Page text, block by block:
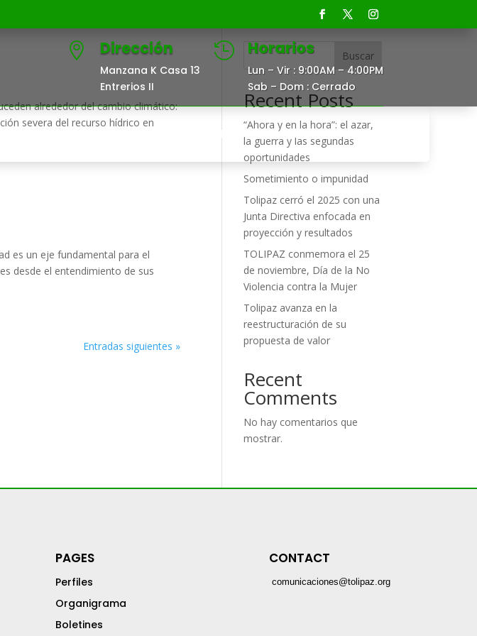
 Dirección
Manzana K Casa 13
Entrerios II
 Horarios
Lun – Vir : 9:00AM – 4:00PM
Sab – Dom : Cerrado
DOCUMENTOS CONTACTO
alrededor del cambio climático:
severa del recurso hídrico en
es un eje fundamental para el
desde el entendimiento de sus
Entradas siguientes »
Buscar
Recent Posts
“Ahora y en la hora”: el azar,
la guerra y las segundas
oportunidades
Sometimiento o impunidad
Tolipaz cerró el 2025 con una
Junta Directiva enfocada en
proyección y resultados
TOLIPAZ conmemora el 25
de noviembre, Día de la No
Violencia contra la Mujer
Tolipaz avanza en la
reestructuración de su
propuesta de valor
Recent
Comments
No hay comentarios que
mostrar.
PAGES
Perfiles
Organigrama
Boletines
CONTACT
comunicaciones@tolipaz.org